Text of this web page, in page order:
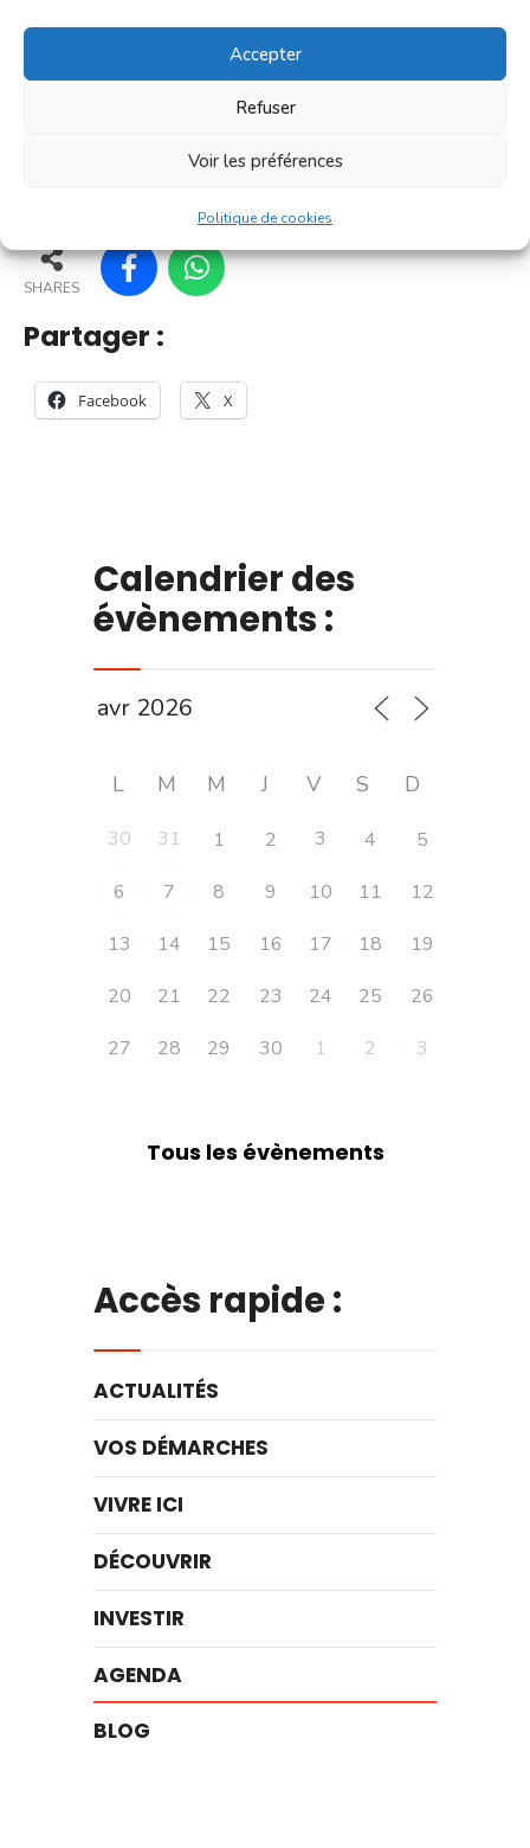
Accepter
Refuser
Voir les préférences
Politique de cookies
C'est un [...]
En savoir plus
SHARES
Partager :
Facebook X
Calendrier des
évènements :
L M M J V S D
30 31 1 2 3 4
5
6
7 8 9 10 11
12
13
14 15 16 17 18
19
20
21 22 23 24 25
26
27
28 29 30 1 2 3
Tous les évènements
Accès rapide :
ACTUALITÉS
VOS DÉMARCHES
VIVRE ICI
DÉCOUVRIR
INVESTIR
AGENDA
BLOG